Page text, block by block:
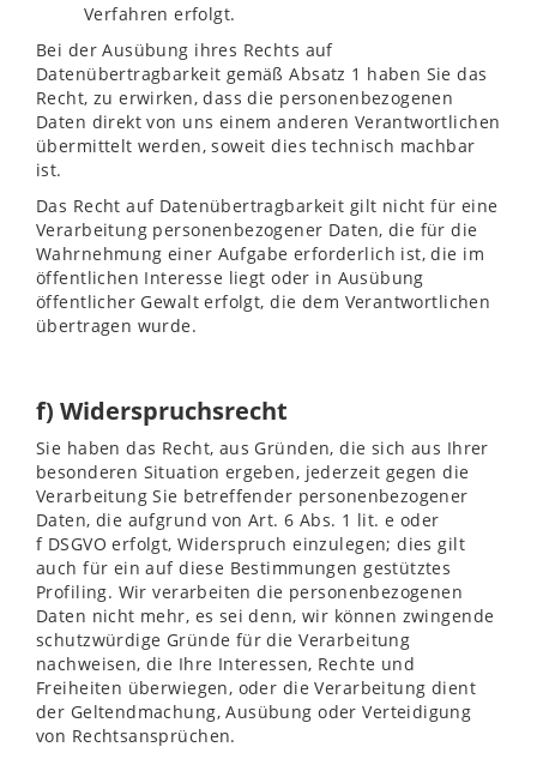
Verfahren erfolgt.
Bei der Ausübung ihres Rechts auf
Datenübertragbarkeit gemäß Absatz 1 haben Sie das
Recht, zu erwirken, dass die personenbezogenen
Daten direkt von uns einem anderen Verantwortlichen
übermittelt werden, soweit dies technisch machbar
ist.
Das Recht auf Datenübertragbarkeit gilt nicht für eine
Verarbeitung personenbezogener Daten, die für die
Wahrnehmung einer Aufgabe erforderlich ist, die im
öffentlichen Interesse liegt oder in Ausübung
öffentlicher Gewalt erfolgt, die dem Verantwortlichen
übertragen wurde.
f) Widerspruchsrecht
Sie haben das Recht, aus Gründen, die sich aus Ihrer
besonderen Situation ergeben, jederzeit gegen die
Verarbeitung Sie betreffender personenbezogener
Daten, die aufgrund von Art. 6 Abs. 1 lit. e oder
f DSGVO erfolgt, Widerspruch einzulegen; dies gilt
auch für ein auf diese Bestimmungen gestütztes
Profiling. Wir verarbeiten die personenbezogenen
Daten nicht mehr, es sei denn, wir können zwingende
schutzwürdige Gründe für die Verarbeitung
nachweisen, die Ihre Interessen, Rechte und
Freiheiten überwiegen, oder die Verarbeitung dient
der Geltendmachung, Ausübung oder Verteidigung
von Rechtsansprüchen.